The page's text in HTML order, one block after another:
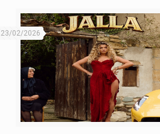
23/02/2026